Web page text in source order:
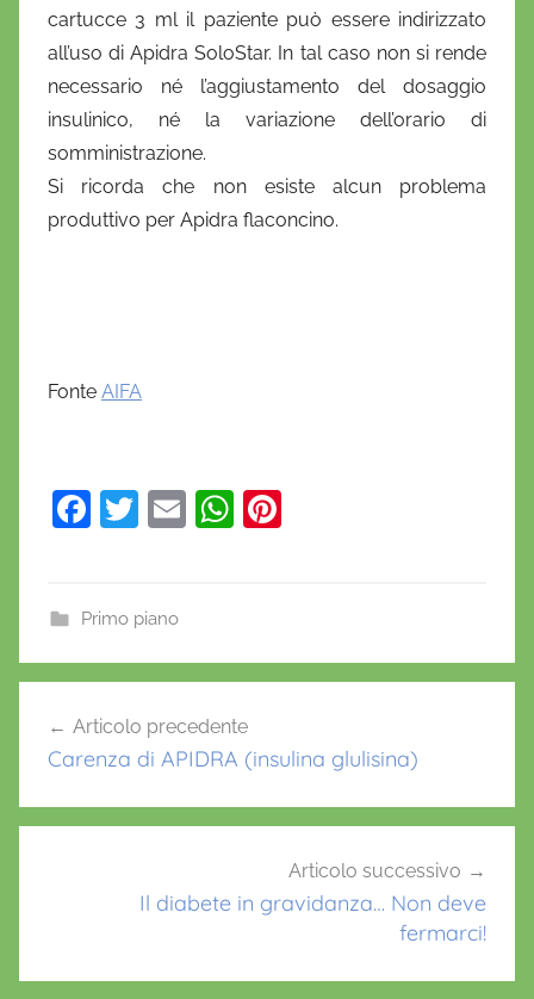
cartucce 3 ml il paziente può essere indirizzato
all’uso di Apidra SoloStar. In tal caso non si rende
necessario né l’aggiustamento del dosaggio
insulinico, né la variazione dell’orario di
somministrazione.
Si ricorda che non esiste alcun problema
produttivo per Apidra flaconcino.
Fonte AIFA
F
e
b
o
k
T
er
E
W
A
p
st
Primo piano
articoli
Articolo precedente
Carenza di APIDRA (insulina glulisina)
Articolo successivo
Il diabete in gravidanza… Non deve
fermarci!